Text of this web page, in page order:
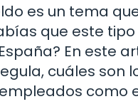
es un tema
que este
En este
cuáles
como